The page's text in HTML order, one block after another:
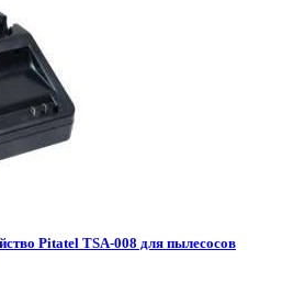
Pitatel TSA-008 для пылесосов